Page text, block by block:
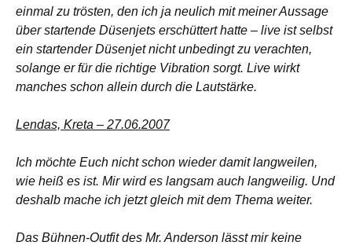
einmal zu trösten, den ich ja neulich mit meiner Aussage
über startende Düsenjets erschüttert hatte – live ist selbst
ein startender Düsenjet nicht unbedingt zu verachten,
solange er für die richtige Vibration sorgt. Live wirkt
manches schon allein durch die Lautstärke.
Lendas, Kreta – 27.06.2007
Ich möchte Euch nicht schon wieder damit langweilen,
wie heiß es ist. Mir wird es langsam auch langweilig. Und
deshalb mache ich jetzt gleich mit dem Thema weiter.
Das Bühnen-Outfit des Mr. Anderson lässt mir keine